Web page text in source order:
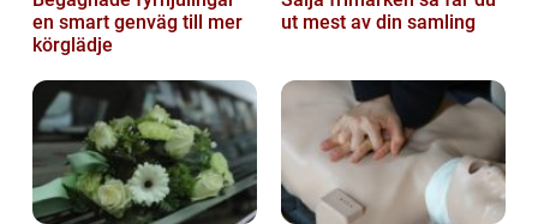
en smart genväg till mer
körglädje
ut mest av din samling